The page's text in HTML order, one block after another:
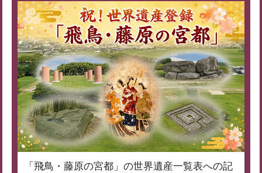
「飛鳥・藤原の宮都」の世界遺産一覧表への記